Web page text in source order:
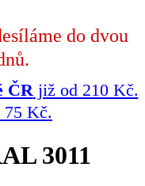
do dvou
ČRjiž od 210 Kč.
75 Kč.
3011